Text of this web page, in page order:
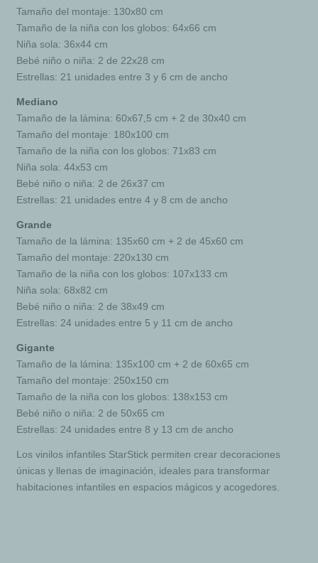
Tamaño del montaje: 130x80 cm
Tamaño de la niña con los globos: 64x66 cm
Niña sola: 36x44 cm
Bebé niño o niña: 2 de 22x28 cm
Estrellas: 21 unidades entre 3 y 6 cm de ancho
Mediano
Tamaño de la lámina: 60x67,5 cm + 2 de 30x40 cm
Tamaño del montaje: 180x100 cm
Tamaño de la niña con los globos: 71x83 cm
Niña sola: 44x53 cm
Bebé niño o niña: 2 de 26x37 cm
Estrellas: 21 unidades entre 4 y 8 cm de ancho
Grande
Tamaño de la lámina: 135x60 cm + 2 de 45x60 cm
Tamaño del montaje: 220x130 cm
Tamaño de la niña con los globos: 107x133 cm
Niña sola: 68x82 cm
Bebé niño o niña: 2 de 38x49 cm
Estrellas: 24 unidades entre 5 y 11 cm de ancho
Gigante
Tamaño de la lámina: 135x100 cm + 2 de 60x65 cm
Tamaño del montaje: 250x150 cm
Tamaño de la niña con los globos: 138x153 cm
Bebé niño o niña: 2 de 50x65 cm
Estrellas: 24 unidades entre 8 y 13 cm de ancho
Los vinilos infantiles StarStick permiten crear decoraciones
únicas y llenas de imaginación, ideales para transformar
habitaciones infantiles en espacios mágicos y acogedores.